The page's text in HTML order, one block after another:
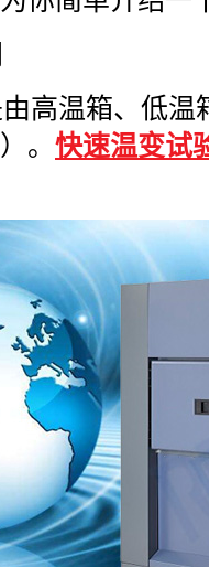
高温箱、低温
。 快速温变试